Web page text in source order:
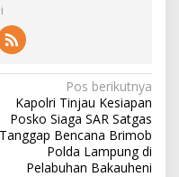
Pos berikutnya
Kapolri Tinjau Kesiapan
Posko Siaga SAR Satgas
Tanggap Bencana Brimob
Polda Lampung di
Pelabuhan Bakauheni